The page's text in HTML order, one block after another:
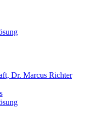
Dr. Marcus Richter